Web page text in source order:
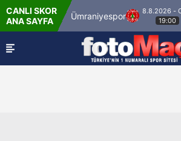
CANLI SKOR
ANA SAYFA
Ümraniyespor
8.8.2026 - Cum
19:00